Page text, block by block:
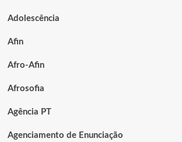
Adolescência
Afin
Afro-Afin
Afrosofia
Agência PT
Agenciamento de Enunciação